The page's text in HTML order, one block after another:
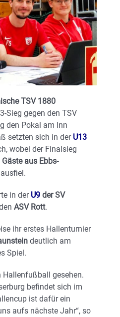
TSV 1880
Sieg gegen den TSV
den Pokal am Inn
setzten sich in der U13
wobei der Finalsieg
aus Ebbs-
in der U9 der SV
ASV Rott.
ihr erstes Hallenturnier
deutlich am
Spiel.
Hallenfußball gesehen.
befindet sich im
ist dafür ein
aufs nächste Jahr“, so